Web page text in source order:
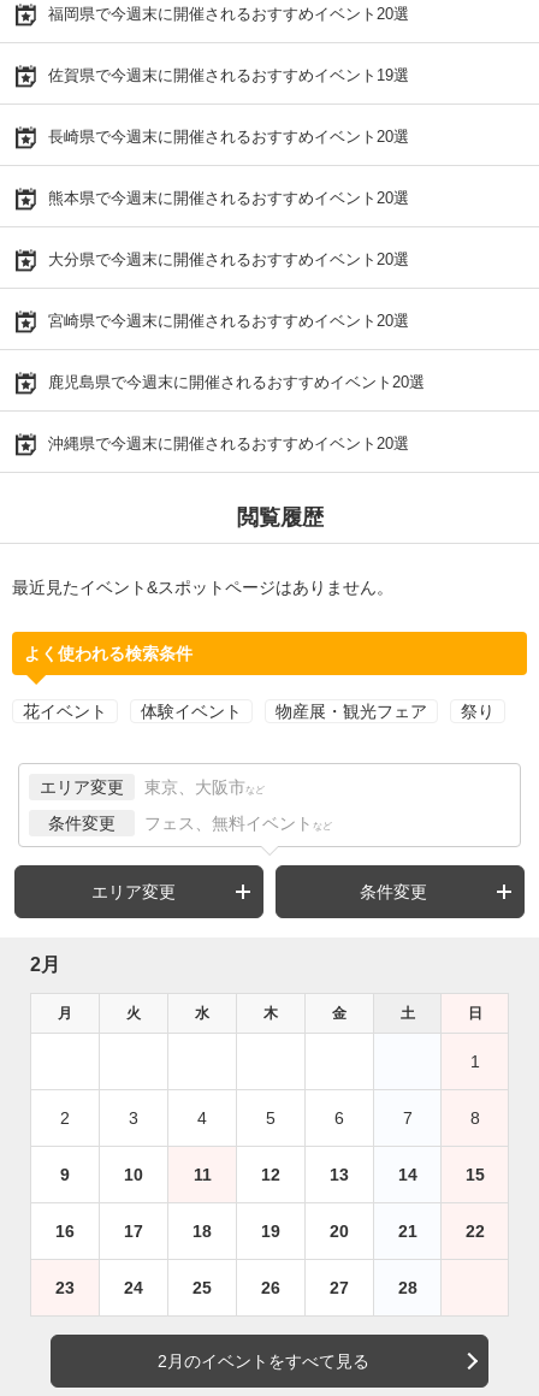
福岡県で今週末に開催されるおすすめイベント20選
佐賀県で今週末に開催されるおすすめイベント19選
長崎県で今週末に開催されるおすすめイベント20選
熊本県で今週末に開催されるおすすめイベント20選
大分県で今週末に開催されるおすすめイベント20選
宮崎県で今週末に開催されるおすすめイベント20選
鹿児島県で今週末に開催されるおすすめイベント20選
沖縄県で今週末に開催されるおすすめイベント20選
閲覧履歴
最近見たイベント&スポットページはありません。
よく使われる検索条件
花イベント 体験イベント 物産展・観光フェア 祭り
エリア変更 東京、大阪市 など
条件変更 フェス、無料イベント など
エリア変更 条件変更
2月
月 火 水 木 金 土 日
1
2 3 4 5 6 7 8
9 10 11 12 13 14 15
16 17 18 19 20 21 22
23 24 25 26 27 28
2月のイベントをすべて見る